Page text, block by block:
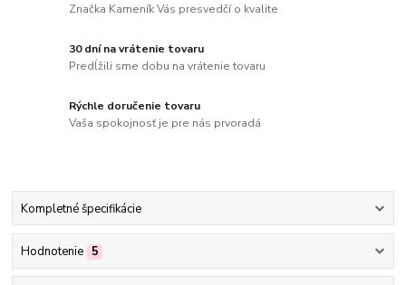
Značka Kameník Vás presvedčí o kvalite
30 dní na vrátenie tovaru
Predĺžili sme dobu na vrátenie tovaru
Rýchle doručenie tovaru
Vaša spokojnosť je pre nás prvoradá
Kompletné špecifikácie
Hodnotenie 5